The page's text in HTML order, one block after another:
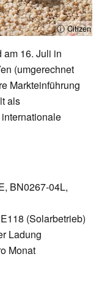
ⓘ Citizen
am 16. Juli in
(umgerechnet
Markteinführung
als
BN0267-04L,
(Solarbetrieb)
Ladung
Monat